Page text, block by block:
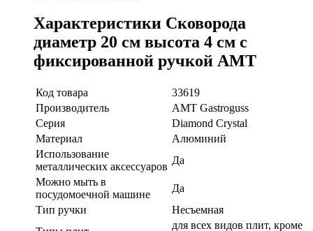
Характеристики Сковорода
диаметр 20 см высота 4 см с
фиксированной ручкой AMT
Код товара
33619
Производитель
AMT Gastroguss
Серия
Diamond Crystal
Материал
Алюминий
Использование
металлических аксессуаров
Да
Можно мыть в
посудомоечной машине
Да
Тип ручки
Несъемная
для всех видов плит, кроме